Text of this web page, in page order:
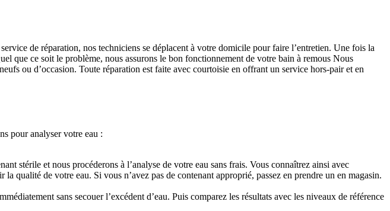
de réparation, nos techniciens se déplacent à votre domicile pour faire l’entretien. Une fois la
que ce soit le problème, nous assurons le bon fonctionnement de votre bain à remous Nous
ou d’occasion. Toute réparation est faite avec courtoisie en offrant un service hors-pair et en
pour analyser votre eau :
stérile et nous procéderons à l’analyse de votre eau sans frais. Vous connaîtrez ainsi avec
qualité de votre eau. Si vous n’avez pas de contenant approprié, passez en prendre un en magasin.
sans secouer l’excédent d’eau. Puis comparez les résultats avec les niveaux de référence